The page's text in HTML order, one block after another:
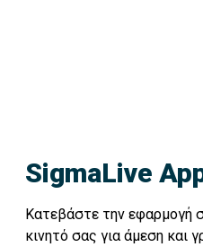
SigmaLive
Κατεβάστε την εφαρμογή
κινητό σας για άμεση και